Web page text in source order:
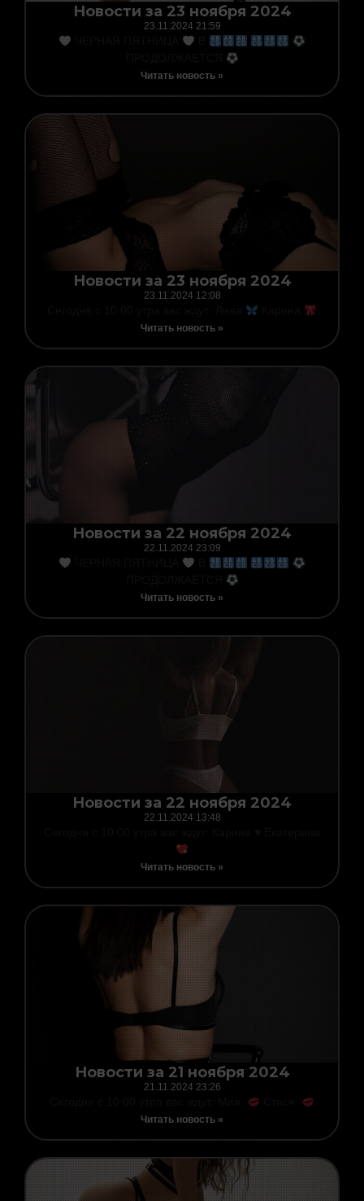
Новости за 23 ноября 2024
23.11.2024 21:59
Читать новость »
Новости за 23 ноября 2024
23.11.2024 12:08
Читать новость »
Новости за 22 ноября 2024
22.11.2024 23:09
Читать новость »
Новости за 22 ноября 2024
22.11.2024 13:48
Читать новость »
Новости за 21 ноября 2024
21.11.2024 23:26
Читать новость »